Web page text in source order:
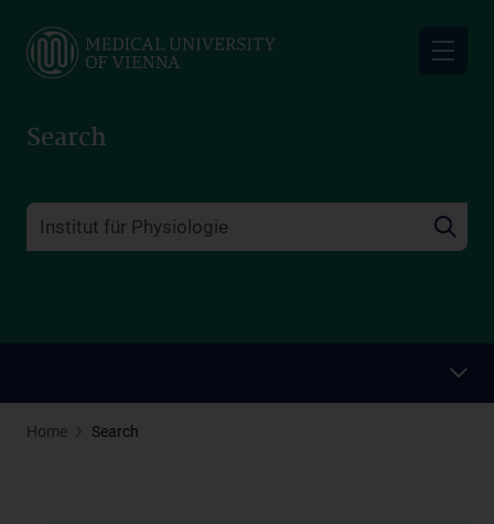
main
Search
Home Search